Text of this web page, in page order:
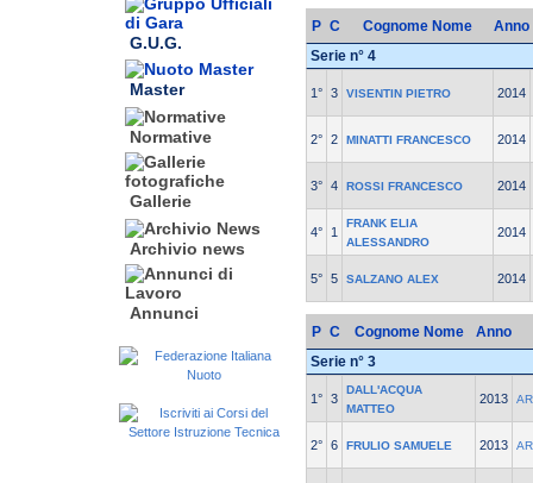
G.U.G.
Master
Normative
Gallerie
Archivio news
Annunci
P C Cognome Nome
Anno
Serie n° 4
1° 3 VISENTIN PIETRO 2014
2° 2 MINATTI FRANCESCO 2014
3° 4 ROSSI FRANCESCO 2014
4° 1
FRANK ELIA
ALESSANDRO
2014
5° 5 SALZANO ALEX 2014
P C Cognome Nome
Anno
Serie n° 3
1° 3
DALL'ACQUA
MATTEO
2013
2° 6 FRULIO SAMUELE 2013